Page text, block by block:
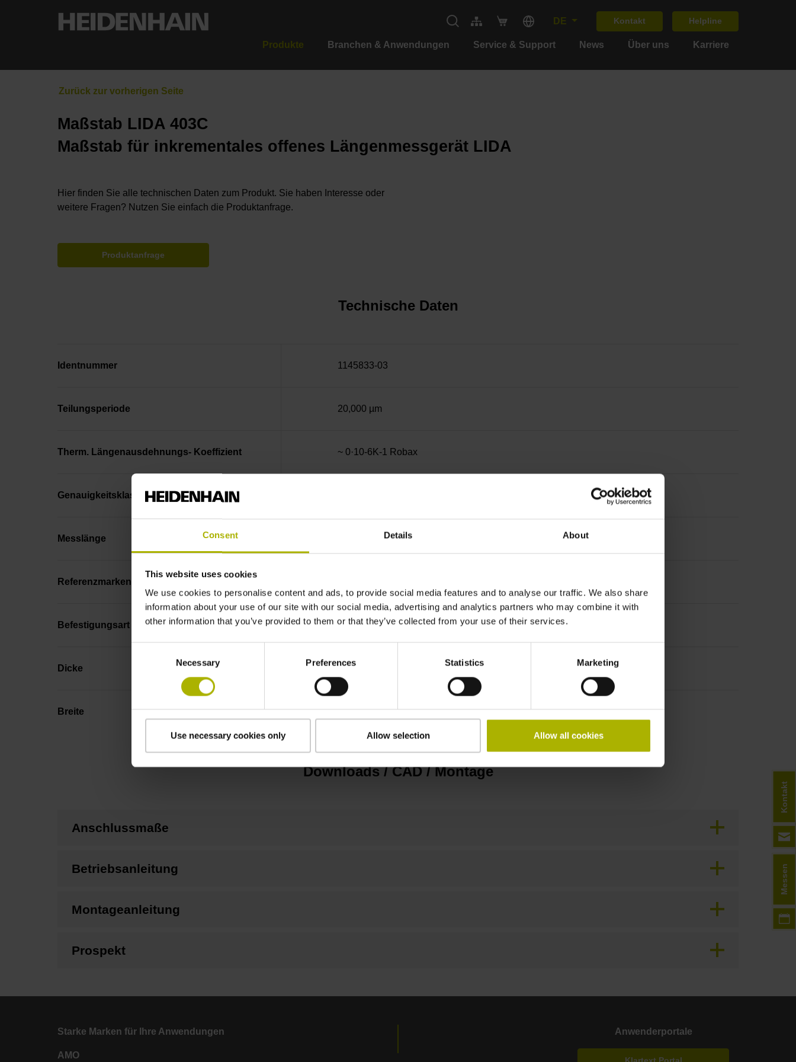
Consent Details About
This website uses cookies
We use cookies to personalise content and ads, to provide social media features and to analyse our traffic. We also share
information about your use of our site with our social media, advertising and analytics partners who may combine it with
other information that you’ve provided to them or that they’ve collected from your use of their services.
Necessary Preferences Statistics Marketing
Use necessary cookies only Allow selection Allow all cookies
DE Kontakt Helpline
Produkte Branchen & Anwendungen Service & Support News Über uns Karriere
Maßstab LIDA 403C
Maßstab für inkrementales offenes Längenmessgerät LIDA
Hier finden Sie alle technischen Daten zum Produkt. Sie haben Interesse oder
weitere Fragen? Nutzen Sie einfach die Produktanfrage.
Produktanfrage
Technische Daten
Identnummer 1145833-03
Teilungsperiode 20,000 µm
Therm. Längenausdehnungs- Koeffizient ~ 0·10-6K-1 Robax
Genauigkeitsklasse
Messlänge
Referenzmarkenlage
Befestigungsart klebbar
Dicke 2,90 mm
Breite 15,00 mm
Downloads / CAD / Montage
Anschlussmaße
Betriebsanleitung
Montageanleitung
Prospekt
Starke Marken für Ihre Anwendungen
AMO
Anwenderportale
Messen
Kontakt